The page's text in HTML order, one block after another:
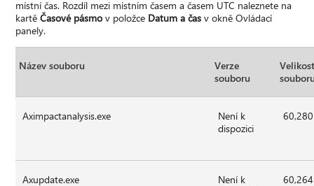
místní čas. Rozdíl mezi místním časem a časem UTC naleznete na
kartěČasové pásmo v položce Datum a čas v okně Ovládací
panely.
Název souboru
Verze
souboru
Aximpactanalysis.exe
Není k
dispozici
60,280
Axupdate.exe
Není k
60,264